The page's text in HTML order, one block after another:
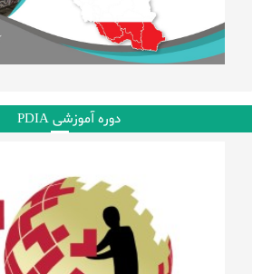
دوره آموزشی PDIA